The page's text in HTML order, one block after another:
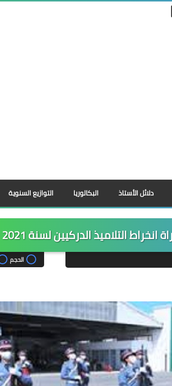
دلائل الأستاذ البكالوريا التوازيع السنوية
التلاميذ الدركيين لسنة 2021
الحجم